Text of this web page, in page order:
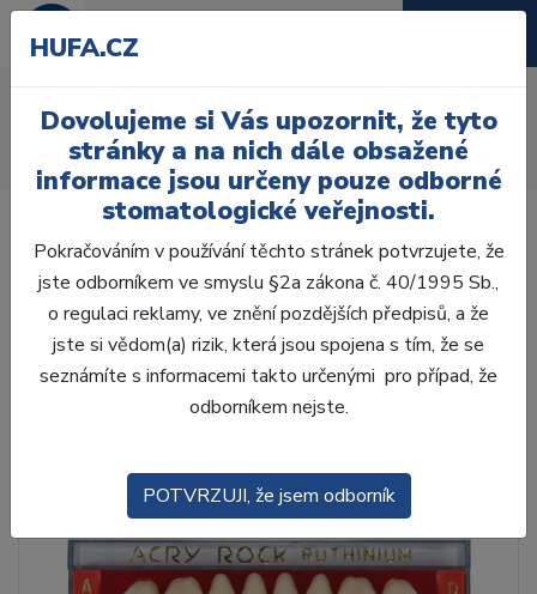
Úvod Zuby
AcryRock
AcryRock 1x28 S54-I53-D44, C2
HUFA.CZ
Dovolujeme si Vás upozornit, že tyto
stránky a na nich dále obsažené
informace jsou určeny pouze odborné
stomatologické veřejnosti.
Pokračováním v používání těchto stránek potvrzujete, že
jste odborníkem ve smyslu §2a zákona č. 40/1995 Sb.,
o regulaci reklamy, ve znění pozdějších předpisů, a že
jste si vědom(a) rizik, která jsou spojena s tím, že se
seznámíte s informacemi takto určenými pro případ, že
odborníkem nejste.
POTVRZUJI, že jsem odborník